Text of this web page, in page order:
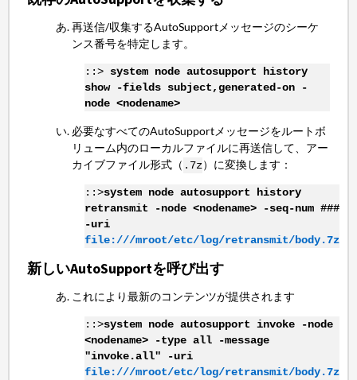
再送信/収集するAutoSupportメッセージのシーケ
ンス番号を特定します。
::> system node autosupport history
show -fields subject,generated-on -
node <nodename>
必要なすべてのAutoSupportメッセージをルートボ
リューム内のローカルファイルに再送信して、アー
カイブファイル形式（ .7z）に変換します：
::>system node autosupport history
retransmit -node <nodename> -seq-num ###
-uri
file:///mroot/etc/log/retransmit/body.7z
新しいAutoSupportを呼び出す
これにより最新のコンテンツが提供されます
::>system node autosupport invoke -node
<nodename> -type all -message
"invoke.all" -uri
file:///mroot/etc/log/retransmit/body.7z